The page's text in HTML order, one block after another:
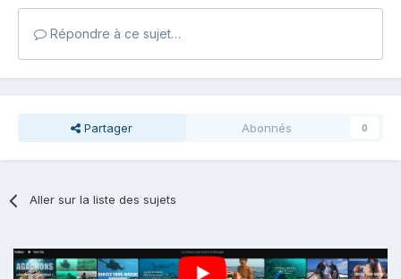
Répondre à ce sujet…
Partager Abonnés 0
Aller sur la liste des sujets